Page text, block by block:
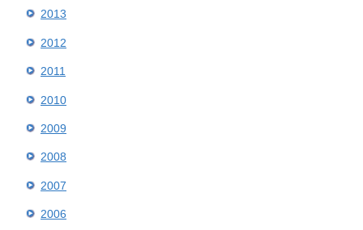
2013
2012
2011
2010
2009
2008
2007
2006